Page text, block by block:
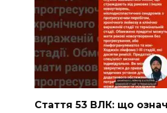
Стаття 53 ВЛК: що